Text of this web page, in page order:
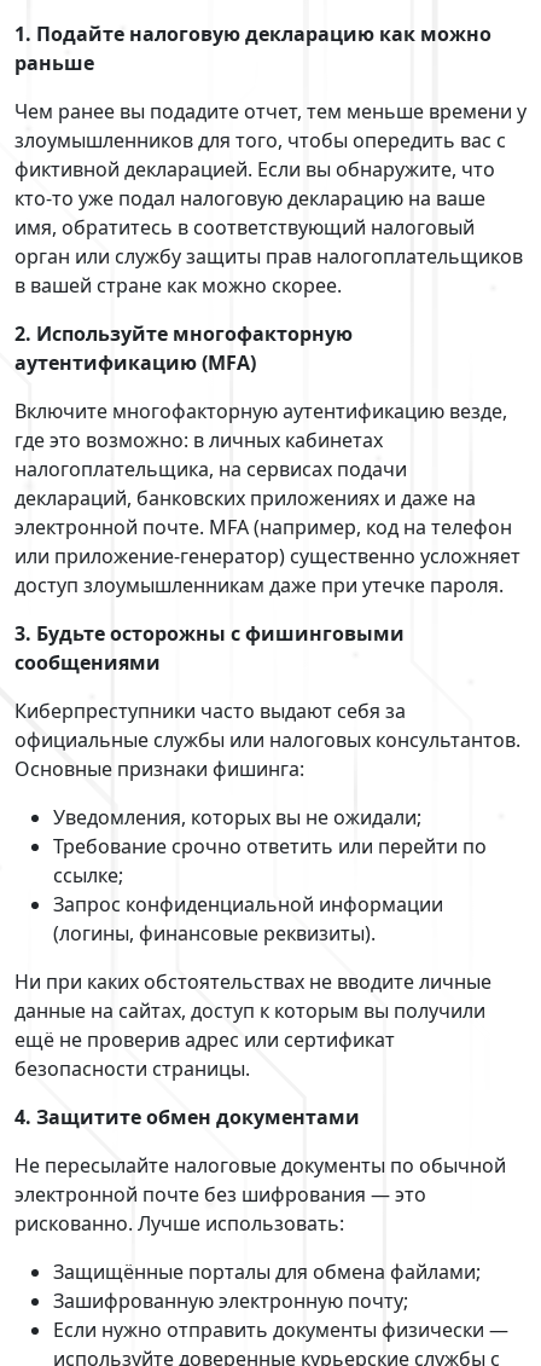
1. Подайте налоговую декларацию как можно
раньше
Чем ранее вы подадите отчет, тем меньше времени у
злоумышленников для того, чтобы опередить вас с
фиктивной декларацией. Если вы обнаружите, что
кто‑то уже подал налоговую декларацию на ваше
имя, обратитесь в соответствующий налоговый
орган или службу защиты прав налогоплательщиков
в вашей стране как можно скорее.
2. Используйте многофакторную
аутентификацию (MFA)
Включите многофакторную аутентификацию везде,
где это возможно: в личных кабинетах
налогоплательщика, на сервисах подачи
деклараций, банковских приложениях и даже на
электронной почте. MFA (например, код на телефон
или приложение‑генератор) существенно усложняет
доступ злоумышленникам даже при утечке пароля.
3. Будьте осторожны с фишинговыми
сообщениями
Киберпреступники часто выдают себя за
официальные службы или налоговых консультантов.
Основные признаки фишинга:
Уведомления, которых вы не ожидали;
Требование срочно ответить или перейти по
ссылке;
Запрос конфиденциальной информации
(логины, финансовые реквизиты).
Ни при каких обстоятельствах не вводите личные
данные на сайтах, доступ к которым вы получили
ещё не проверив адрес или сертификат
безопасности страницы.
4. Защитите обмен документами
Не пересылайте налоговые документы по обычной
электронной почте без шифрования — это
рискованно. Лучше использовать:
Защищённые порталы для обмена файлами;
Зашифрованную электронную почту;
Если нужно отправить документы физически —
используйте доверенные курьерские службы с